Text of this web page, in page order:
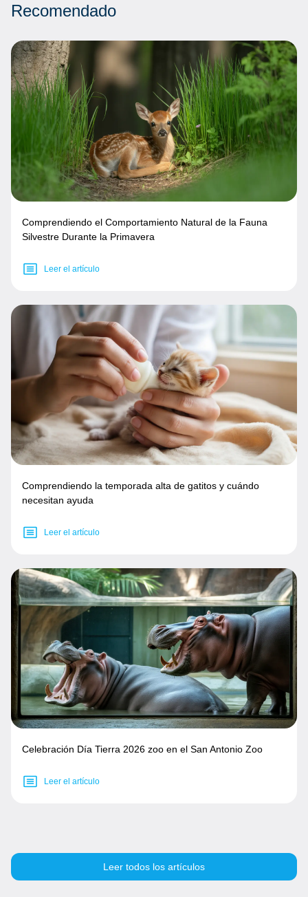
Recomendado
Comprendiendo el Comportamiento Natural de la Fauna
Silvestre Durante la Primavera
Leer el artículo
Comprendiendo la temporada alta de gatitos y cuándo
necesitan ayuda
Leer el artículo
Celebración Día Tierra 2026 zoo en el San Antonio Zoo
Leer el artículo
Leer todos los artículos